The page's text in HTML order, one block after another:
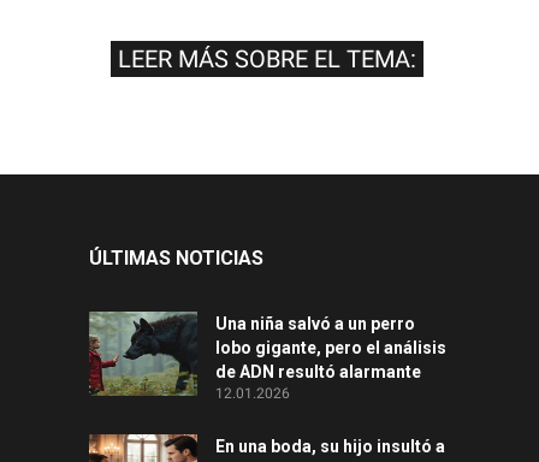
LEER MÁS SOBRE EL TEMA:
ÚLTIMAS NOTICIAS
Una niña salvó a un perro
lobo gigante, pero el análisis
de ADN resultó alarmante
12.01.2026
En una boda, su hijo insultó a